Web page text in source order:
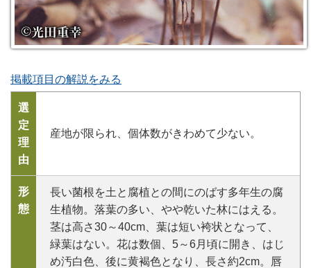
掲載項目の解説をみる
選
定
理
由
産地が限られ、個体数がきわめて少ない。
形
態
長い菌根を土と腐植との間にのばす多年生の腐
生植物。落葉の多い、やや乾いた林にはえる。
茎は高さ30～40cm、葉は短い袴状となって、
緑葉はない。花は数個、5～6月頃に開き、はじ
め汚白色、後に黄褐色となり、長さ約2cm。唇